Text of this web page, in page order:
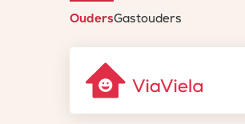
OudersGastouders